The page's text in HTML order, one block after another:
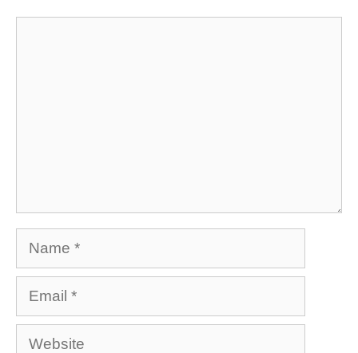
Name
Email
Website